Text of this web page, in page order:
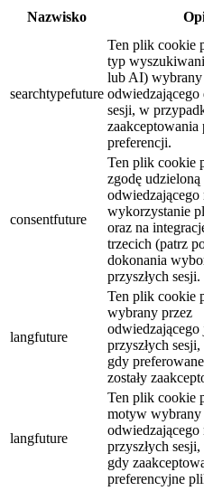
Nazwisko
searchtypefuture
Ten plik cookie
typ
lub AI) wybrany
odwiedzającego
sesji, w
preferencji.
consentfuture
Ten plik cookie
zgodę udzieloną
odwiedzającego
wykorzystanie
oraz na
trzecich (patrz
dokonania
przyszłych sesji.
langfuture
Ten plik cookie
wybrany przez
odwiedzającego
przyszłych
gdy
zostały
langfuture
Ten plik cookie
motyw wybrany
odwiedzającego
przyszłych
gdy
preferencyjne